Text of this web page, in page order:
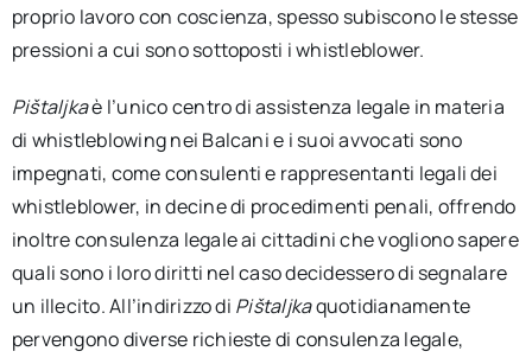
proprio lavoro con coscienza, spesso subiscono le stesse
pressioni a cui sono sottoposti i whistleblower.
Pištaljkaè l’unico centro di assistenza legale in materia
di whistleblowing nei Balcani e i suoi avvocati sono
impegnati, come consulenti e rappresentanti legali dei
whistleblower, in decine di procedimenti penali, offrendo
inoltre consulenza legale ai cittadini che vogliono sapere
quali sono i loro diritti nel caso decidessero di segnalare
un illecito. All’indirizzo di Pištaljkaquotidianamente
pervengono diverse richieste di consulenza legale,